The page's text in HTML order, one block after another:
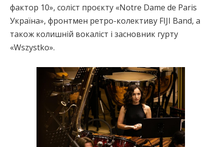
фактор 10», соліст проєкту «Notre Dame de Paris
Україна», фронтмен ретро-колективу FIJI Band, а
також колишній вокаліст і засновник гурту
«Wszystko».